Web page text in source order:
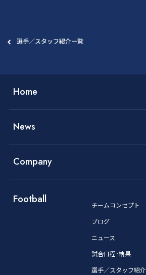
選手／スタッフ紹介一覧
Home
News
Company
Football
チームコンセプト
ブログ
ニュース
試合日程･結果
選手／スタッフ紹介